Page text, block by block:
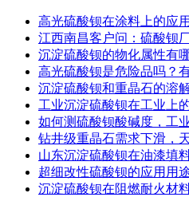
高光硫酸钡在涂料上的应
江西南昌客户问：硫酸钡
沉淀硫酸钡的物化属性有
高光硫酸钡是危险品吗？
沉淀硫酸钡和重晶石的溶
工业沉淀硫酸钡在工业上
如何测硫酸钡酸碱度，工
钻井级重晶石需求下滑，
山东沉淀硫酸钡在油漆填
超细改性硫酸钡的应用用
沉淀硫酸钡在阻燃耐火材